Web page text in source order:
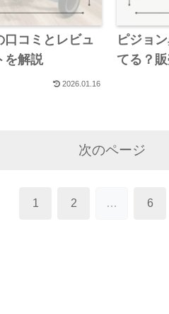
口コミとレビュ
を解説
2026.01.16
ピジョ
てる？
次のページ
1 2 … 6